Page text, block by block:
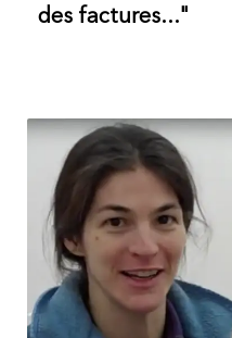
des factures..."